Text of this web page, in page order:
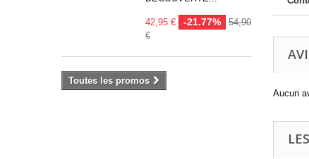
42,95 € -21.77%
54,90
€
Toutes les promos
Aucun